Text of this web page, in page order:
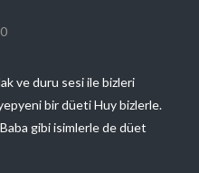
ve duru sesi ile bizleri
bir düeti Huy bizlerle.
gibi isimlerle de düet